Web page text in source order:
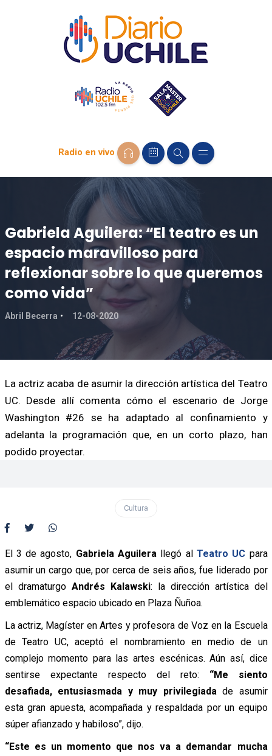
Radio en vivo
Gabriela Aguilera: “El teatro es un
espacio maravilloso para
reflexionar sobre lo que queremos
como vida”
Abril Becerra 12-08-2020
La actriz acaba de asumir la dirección artística del Teatro
UC. Desde allí comenta cómo el escenario de Jorge
Washington #26 se ha adaptado al confinamiento y
adelanta la programación que, en un corto plazo, han
podido proyectar.
Cultura
El 3 de agosto, Gabriela Aguilera llegó al Teatro UC para
asumir un cargo que, por cerca de seis años, fue liderado por
el dramaturgo Andrés Kalawski: la dirección artística del
emblemático espacio ubicado en Plaza Ñuñoa.
La actriz, Magíster en Artes y profesora de Voz en la Escuela
de Teatro UC, aceptó el nombramiento en medio de un
complejo momento para las artes escénicas. Aún así, dice
sentirse expectante respecto del reto: “Me siento
desafiada, entusiasmada y muy privilegiada de asumir
esta gran apuesta, acompañada y respaldada por un equipo
súper afianzado y habiloso”, dijo.
“Este es un momento que nos va a demandar mucha